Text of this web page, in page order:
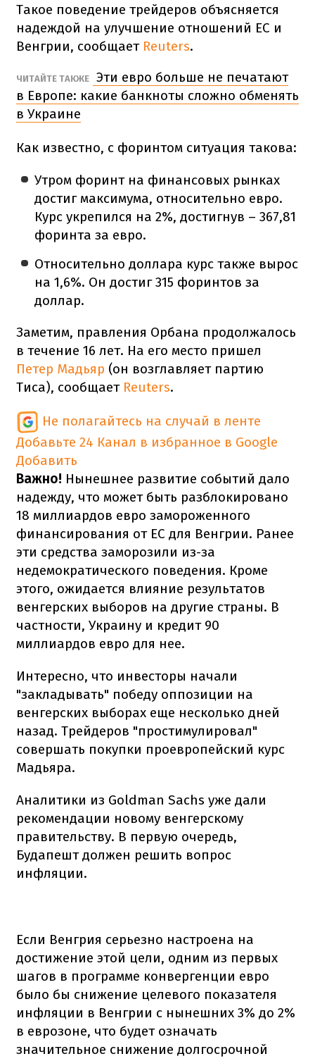
Такое поведение трейдеров объясняется
надеждой на улучшение отношений ЕС и
Венгрии, сообщает Reuters.
ЧИТАЙТЕ ТАКЖЕ
Эти евро больше не печатают
в Европе: какие банкноты сложно обменять
в Украине
Как известно, с форинтом ситуация такова:
Утром форинт на финансовых рынках
достиг максимума, относительно евро.
Курс укрепился на 2%, достигнув – 367,81
форинта за евро.
Относительно доллара курс также вырос
на 1,6%. Он достиг 315 форинтов за
доллар.
Заметим, правления Орбана продолжалось
в течение 16 лет. На его место пришел
Петер Мадьяр (он возглавляет партию
Тиса), сообщает Reuters.
Не полагайтесь на случай в ленте
Добавьте 24 Канал в избранное в Google
Добавить
Важно! Нынешнее развитие событий дало
надежду, что может быть разблокировано
18 миллиардов евро замороженного
финансирования от ЕС для Венгрии. Ранее
эти средства заморозили из-за
недемократического поведения. Кроме
этого, ожидается влияние результатов
венгерских выборов на другие страны. В
частности, Украину и кредит 90
миллиардов евро для нее.
Интересно, что инвесторы начали
"закладывать" победу оппозиции на
венгерских выборах еще несколько дней
назад. Трейдеров "простимулировал"
совершать покупки проевропейский курс
Мадьяра.
Аналитики из Goldman Sachs уже дали
рекомендации новому венгерскому
правительству. В первую очередь,
Будапешт должен решить вопрос
инфляции.
Если Венгрия серьезно настроена на
достижение этой цели, одним из первых
шагов в программе конвергенции евро
было бы снижение целевого показателя
инфляции в Венгрии с нынешних 3% до 2%
в еврозоне, что будет означать
значительное снижение долгосрочной